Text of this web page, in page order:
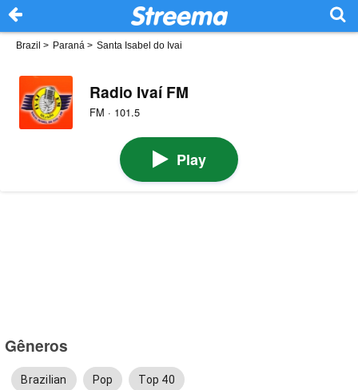
Brazil > Paraná > Santa Isabel do Ivai
Radio Ivaí FM
FM · 101.5
Play
Gêneros
Brazilian Pop Top 40